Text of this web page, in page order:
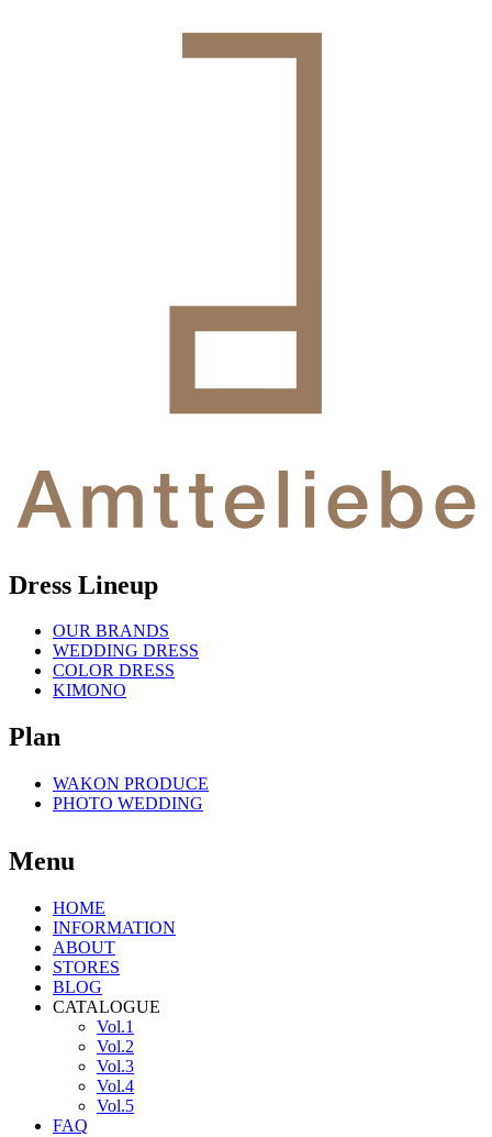
Dress Lineup
OUR BRANDS
WEDDING DRESS
COLOR DRESS
KIMONO
Plan
WAKON PRODUCE
PHOTO WEDDING
Menu
HOME
INFORMATION
ABOUT
STORES
BLOG
CATALOGUE
Vol.1
Vol.2
Vol.3
Vol.4
Vol.5
FAQ